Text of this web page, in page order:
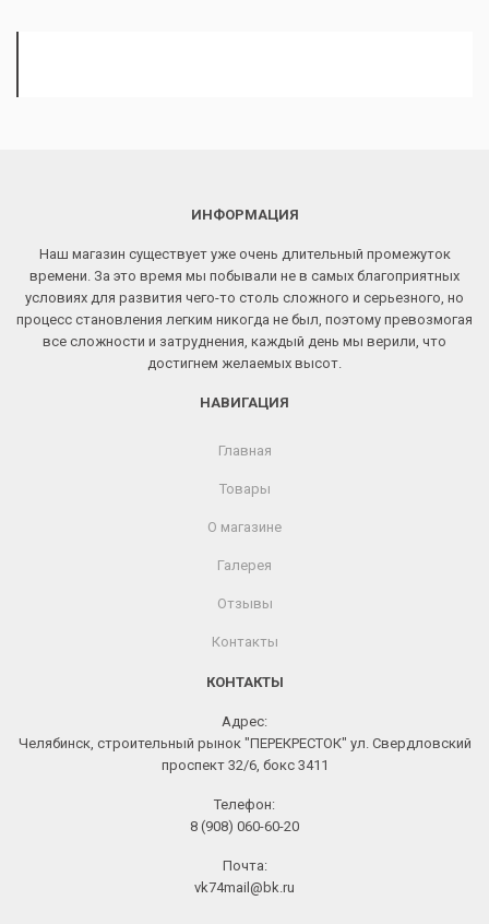
ИНФОРМАЦИЯ
Наш магазин существует уже очень длительный промежуток
времени. За это время мы побывали не в самых благоприятных
условиях для развития чего-то столь сложного и серьезного, но
процесс становления легким никогда не был, поэтому превозмогая
все сложности и затруднения, каждый день мы верили, что
достигнем желаемых высот.
НАВИГАЦИЯ
Главная
Товары
О магазине
Галерея
Отзывы
Контакты
КОНТАКТЫ
Адрес:
Челябинск, строительный рынок "ПЕРЕКРЕСТОК" ул. Свердловский
проспект 32/6, бокс 3411
Телефон:
8 (908) 060-60-20
Почта:
vk74mail@bk.ru